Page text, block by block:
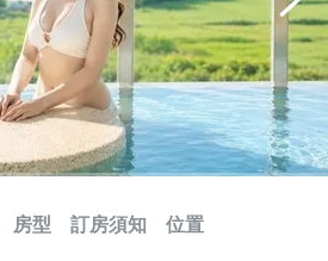
房型 訂房須知 位置